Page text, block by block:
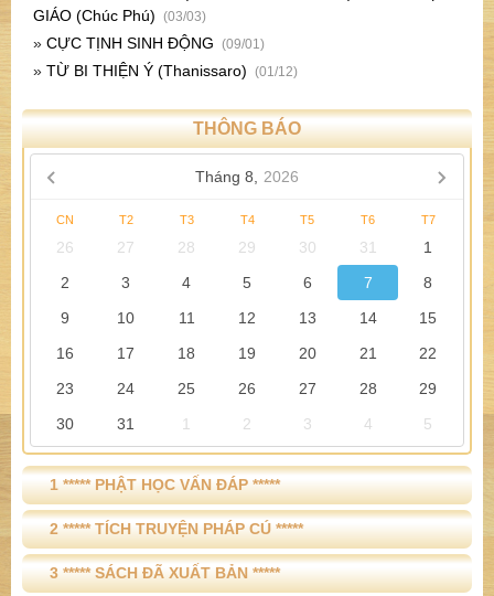
GIÁO (Chúc Phú) (03/03)
» CỰC TỊNH SINH ĐỘNG (09/01)
» TỪ BI THIỆN Ý (Thanissaro) (01/12)
THÔNG BÁO
Tháng 8, 2026
CN T2 T3 T4 T5 T6 T7
26 27 28 29 30 31
1
2
3 4 5 6 7
8
9
10 11 12 13 14
15
16
17 18 19 20 21
22
23
24 25 26 27 28
29
30
31 1 2 3 4 5
1 ***** PHẬT HỌC VẤN ĐÁP *****
2 ***** TÍCH TRUYỆN PHÁP CÚ *****
3 ***** SÁCH ĐÃ XUẤT BẢN *****